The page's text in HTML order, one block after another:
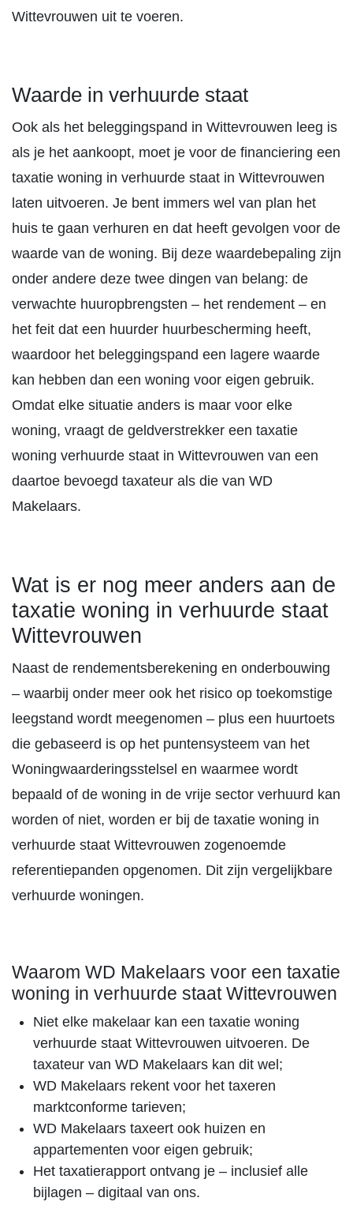
Wittevrouwen uit te voeren.
Waarde in verhuurde staat
Ook als het beleggingspand in Wittevrouwen leeg is
als je het aankoopt, moet je voor de financiering een
taxatie woning in verhuurde staat in Wittevrouwen
laten uitvoeren. Je bent immers wel van plan het
huis te gaan verhuren en dat heeft gevolgen voor de
waarde van de woning. Bij deze waardebepaling zijn
onder andere deze twee dingen van belang: de
verwachte huuropbrengsten – het rendement – en
het feit dat een huurder huurbescherming heeft,
waardoor het beleggingspand een lagere waarde
kan hebben dan een woning voor eigen gebruik.
Omdat elke situatie anders is maar voor elke
woning, vraagt de geldverstrekker een taxatie
woning verhuurde staat in Wittevrouwen van een
daartoe bevoegd taxateur als die van WD
Makelaars.
Wat is er nog meer anders aan de
taxatie woning in verhuurde staat
Wittevrouwen
Naast de rendementsberekening en onderbouwing
– waarbij onder meer ook het risico op toekomstige
leegstand wordt meegenomen – plus een huurtoets
die gebaseerd is op het puntensysteem van het
Woningwaarderingsstelsel en waarmee wordt
bepaald of de woning in de vrije sector verhuurd kan
worden of niet, worden er bij de taxatie woning in
verhuurde staat Wittevrouwen zogenoemde
referentiepanden opgenomen. Dit zijn vergelijkbare
verhuurde woningen.
Waarom WD Makelaars voor een taxatie
woning in verhuurde staat Wittevrouwen
Niet elke makelaar kan een taxatie woning
verhuurde staat Wittevrouwen uitvoeren. De
taxateur van WD Makelaars kan dit wel;
WD Makelaars rekent voor het taxeren
marktconforme tarieven;
WD Makelaars taxeert ook huizen en
appartementen voor eigen gebruik;
Het taxatierapport ontvang je – inclusief alle
bijlagen – digitaal van ons.